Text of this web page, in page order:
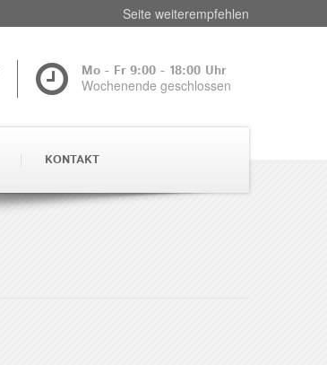
Seite weiterempfehlen
Mo - Fr 9:00 - 18:00 Uhr
Wochenende geschlossen
KONTAKT